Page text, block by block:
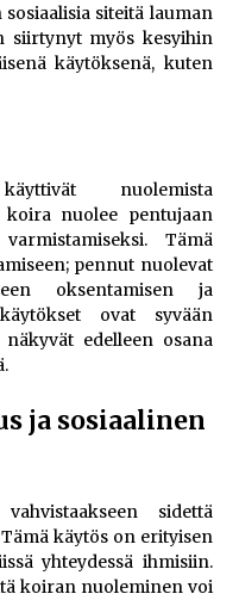
ja pikamaksut: mitä
siteitä lauman
siirtynyt myös kesyihin
käytöksenä, kuten
nuolemista
koira nuolee pentujaan
Tämä
pennut nuolevat
oksentamisen ja
ovat syvään
edelleen osana
ja sosiaalinen
sidettä
käytös on erityisen
yhteydessä ihmisiin.
koiran nuoleminen voi